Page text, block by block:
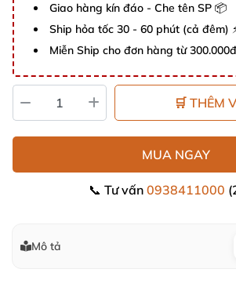
Giao hàng kín đáo - Che tên SP 📦
Ship hỏa tốc 30 - 60 phút (cả đêm)
Miễn Ship cho đơn hàng từ 300.000đ
🛒 THÊM
MUA NGAY
📞 Tư vấn 0938411000
Mô tả